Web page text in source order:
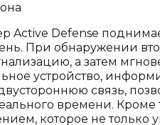
Active Defense
При обнаружении
а затем
устройство,
связь,
времени. Кроме
которое не только